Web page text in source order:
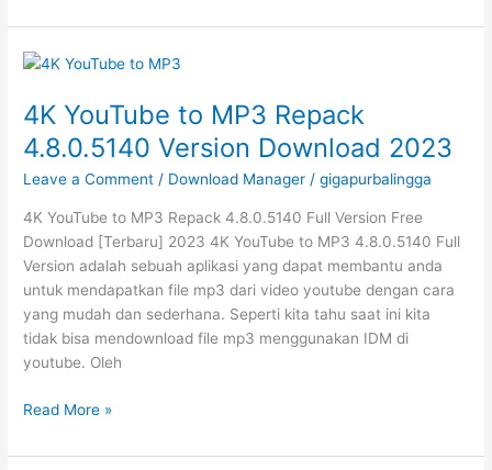
Downloader
2.6.2.8
Free
Download
2023
4K YouTube to MP3 Repack
4.8.0.5140 Version Download 2023
Leave a Comment / Download Manager /gigapurbalingga
4K YouTube to MP3 Repack 4.8.0.5140 Full Version Free
Download [Terbaru] 2023 4K YouTube to MP3 4.8.0.5140 Full
Version adalah sebuah aplikasi yang dapat membantu anda
untuk mendapatkan file mp3 dari video youtube dengan cara
yang mudah dan sederhana. Seperti kita tahu saat ini kita
tidak bisa mendownload file mp3 menggunakan IDM di
youtube. Oleh
4K
to
Read More »